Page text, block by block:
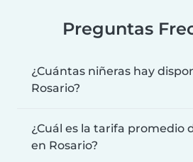
Preguntas
¿Cuántas niñeras hay
Rosario?
¿Cuál es la tarifa promedio
en Rosario?